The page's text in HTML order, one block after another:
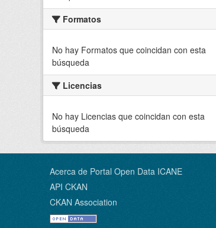
Formatos
No hay Formatos que coincidan con esta
búsqueda
Licencias
No hay Licencias que coincidan con esta
búsqueda
Acerca de Portal Open Data ICANE
API CKAN
CKAN Association